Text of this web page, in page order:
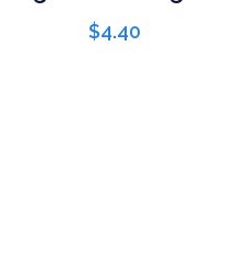
$4.40